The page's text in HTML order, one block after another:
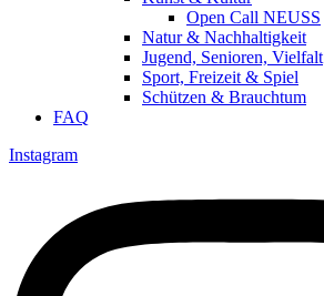
Open Call NEUSS
Natur & Nachhaltigkeit
Jugend, Senioren, Vielfalt
Sport, Freizeit & Spiel
Schützen & Brauchtum
FAQ
Instagram